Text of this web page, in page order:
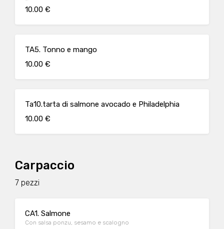
10.00 €
TA5. Tonno e mango
10.00 €
Ta10.tarta di salmone avocado e Philadelphia
10.00 €
Carpaccio
7 pezzi
CA1. Salmone
Con salsa ponzu, sesamo e scalogno